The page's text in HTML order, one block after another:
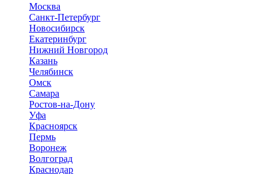
Москва
Санкт-Петербург
Новосибирск
Екатеринбург
Нижний Новгород
Казань
Челябинск
Омск
Самара
Ростов-на-Дону
Уфа
Красноярск
Пермь
Воронеж
Волгоград
Краснодар